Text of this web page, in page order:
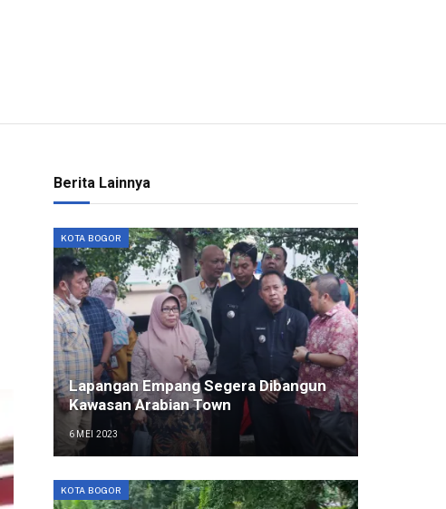
Berita Lainnya
KOTA BOGOR
Lapangan Empang Segera Dibangun
Kawasan Arabian Town
6 MEI 2023
KOTA BOGOR